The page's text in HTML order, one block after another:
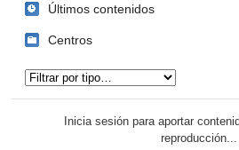
Últimos contenidos
Centros
Inicia sesión para aportar
reproducción...